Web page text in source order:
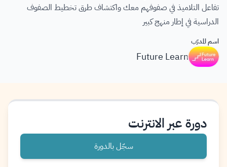
تفاعل التلاميذ في صفوفهم معك واكتشاف طرق تخطيط الصفوف
الدراسية في إطار منهج كبير
اسم المدرّب
Future Learn
دورة عبر الانترنت
سجّل بالدورة